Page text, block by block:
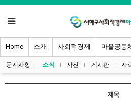
Home 소개 사회적경제 마을공동
공지사항 소식 사진 게시판 자
제목